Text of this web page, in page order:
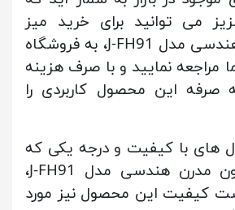
می توانید برای خرید میز
تلویزیون مدرن هندسی مدل J-FH91، به فروشگاه
مراجعه نمایید و با صرف هزینه
این محصول کاربردی را
های با کیفیت و درجه یکی که
برای میز تلویزیون مدرن هندسی مدل J-FH91،
کیفیت این محصول نیز مورد